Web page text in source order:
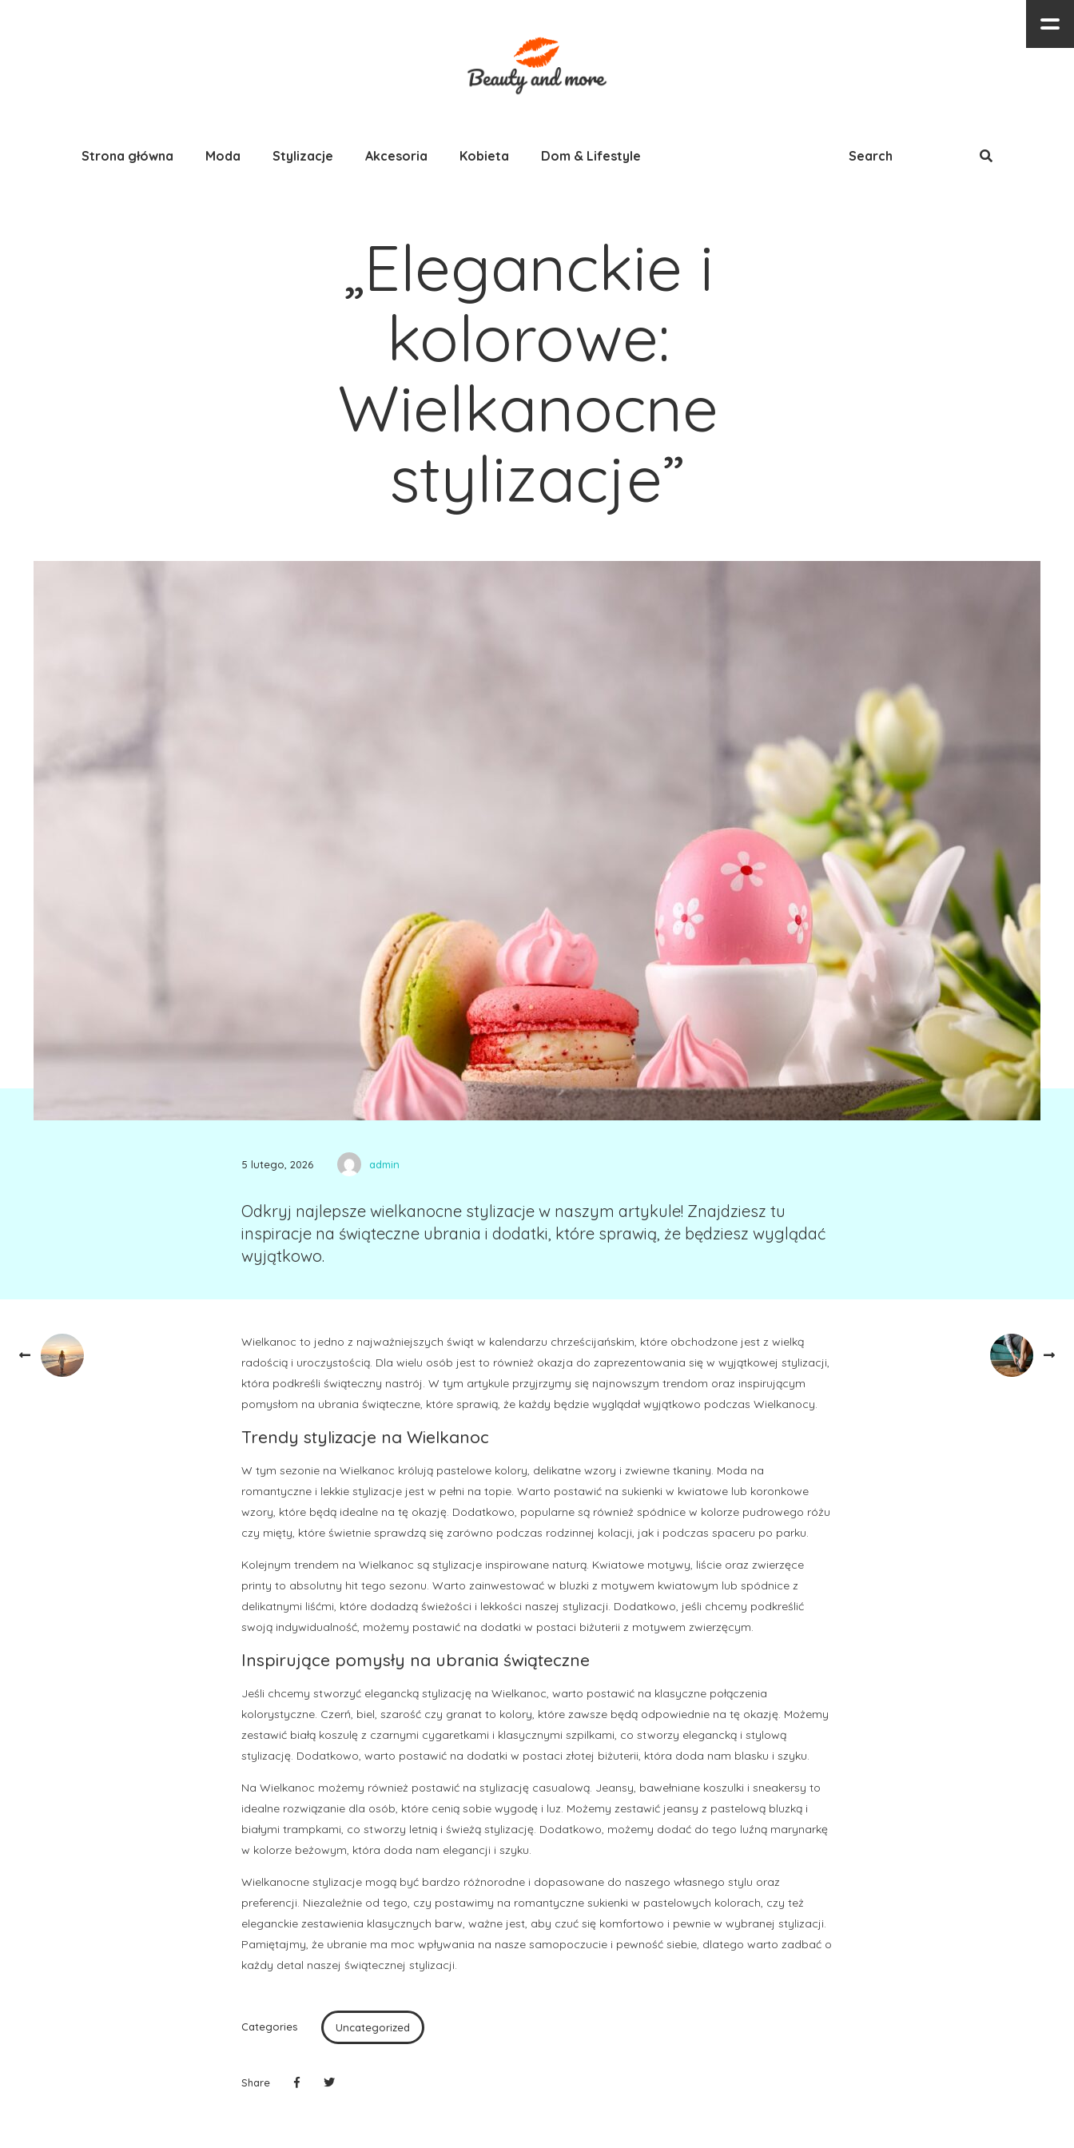
Strona główna Moda Stylizacje Akcesoria Kobieta Dom & Lifestyle
„Eleganckie i
kolorowe:
Wielkanocne
stylizacje”
5 lutego, 2026 admin
Odkryj najlepsze wielkanocne stylizacje w naszym artykule! Znajdziesz tu
inspiracje na świąteczne ubrania i dodatki, które sprawią, że będziesz wyglądać
wyjątkowo.
Wielkanoc to jedno z najważniejszych świąt w kalendarzu chrześcijańskim, które obchodzone jest z wielką
radością i uroczystością. Dla wielu osób jest to również okazja do zaprezentowania się w wyjątkowej stylizacji,
która podkreśli świąteczny nastrój. W tym artykule przyjrzymy się najnowszym trendom oraz inspirującym
pomysłom na ubrania świąteczne, które sprawią, że każdy będzie wyglądał wyjątkowo podczas Wielkanocy.
Trendy stylizacje na Wielkanoc
W tym sezonie na Wielkanoc królują pastelowe kolory, delikatne wzory i zwiewne tkaniny. Moda na
romantyczne i lekkie stylizacje jest w pełni na topie. Warto postawić na sukienki w kwiatowe lub koronkowe
wzory, które będą idealne na tę okazję. Dodatkowo, popularne są również spódnice w kolorze pudrowego różu
czy mięty, które świetnie sprawdzą się zarówno podczas rodzinnej kolacji, jak i podczas spaceru po parku.
Kolejnym trendem na Wielkanoc są stylizacje inspirowane naturą. Kwiatowe motywy, liście oraz zwierzęce
printy to absolutny hit tego sezonu. Warto zainwestować w bluzki z motywem kwiatowym lub spódnice z
delikatnymi liśćmi, które dodadzą świeżości i lekkości naszej stylizacji. Dodatkowo, jeśli chcemy podkreślić
swoją indywidualność, możemy postawić na dodatki w postaci biżuterii z motywem zwierzęcym.
Inspirujące pomysły na ubrania świąteczne
Jeśli chcemy stworzyć elegancką stylizację na Wielkanoc, warto postawić na klasyczne połączenia
kolorystyczne. Czerń, biel, szarość czy granat to kolory, które zawsze będą odpowiednie na tę okazję. Możemy
zestawić białą koszulę z czarnymi cygaretkami i klasycznymi szpilkami, co stworzy elegancką i stylową
stylizację. Dodatkowo, warto postawić na dodatki w postaci złotej biżuterii, która doda nam blasku i szyku.
Na Wielkanoc możemy również postawić na stylizację casualową. Jeansy, bawełniane koszulki i sneakersy to
idealne rozwiązanie dla osób, które cenią sobie wygodę i luz. Możemy zestawić jeansy z pastelową bluzką i
białymi trampkami, co stworzy letnią i świeżą stylizację. Dodatkowo, możemy dodać do tego luźną marynarkę
w kolorze beżowym, która doda nam elegancji i szyku.
Wielkanocne stylizacje mogą być bardzo różnorodne i dopasowane do naszego własnego stylu oraz
preferencji. Niezależnie od tego, czy postawimy na romantyczne sukienki w pastelowych kolorach, czy też
eleganckie zestawienia klasycznych barw, ważne jest, aby czuć się komfortowo i pewnie w wybranej stylizacji.
Pamiętajmy, że ubranie ma moc wpływania na nasze samopoczucie i pewność siebie, dlatego warto zadbać o
każdy detal naszej świątecznej stylizacji.
Categories Uncategorized
Share